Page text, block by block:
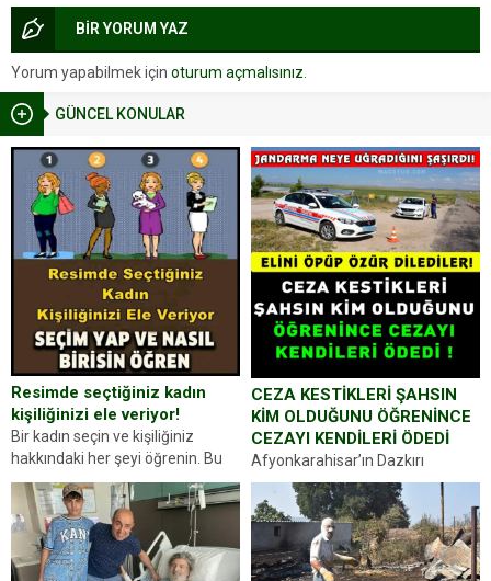
GÜNCEL KONULAR
Resimde seçtiğiniz kadın
kişiliğinizi ele veriyor!
Bir kadın seçin ve kişiliğiniz
hakkındaki her şeyi öğrenin. Bu
kez karşınıza oldukça farklı bir
kişilik testiyle çıkıyoruz. Resimde
gördüğünüz kadın figürlerinden
dikkatinizi en...
CEZA KESTİKLERİ ŞAHSIN
KİM OLDUĞUNU ÖĞRENİNCE
CEZAYI KENDİLERİ ÖDEDİ
Afyonkarahisar’ın Dazkırı
ilçesinde trafik uygulaması
yapan jandarma ekipleri
durdurdukları bir otomobilin
sürücüsünden ehliyet ve ruhsat
sorup belgelerini istedi. Sürücü
BİR YORUM YAZ
Yorum yapabilmek için oturum açmalısınız.